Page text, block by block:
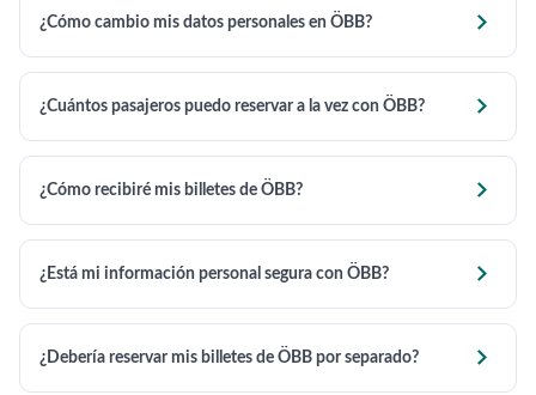
¿Cómo cambio mis datos personales en ÖBB? 
¿Cuántos pasajeros puedo reservar a la vez con ÖBB? 
¿Cómo recibiré mis billetes de ÖBB? 
¿Está mi información personal segura con ÖBB? 
¿Debería reservar mis billetes de ÖBB por separado? 